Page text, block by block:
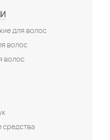
для волос
волос
волос